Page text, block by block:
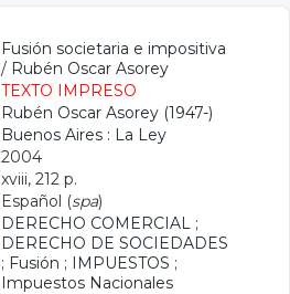
Fusión societaria e impositiva
/ Rubén Oscar Asorey
TEXTO IMPRESO
Rubén Oscar Asorey (1947-)
Buenos Aires : La Ley
2004
xviii, 212 p.
Español (spa)
DERECHO COMERCIAL ;
DERECHO DE SOCIEDADES
; Fusión ; IMPUESTOS ;
Impuestos Nacionales